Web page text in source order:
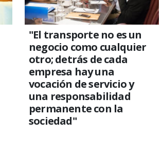
"El transporte no es un
negocio como cualquier
otro; detrás de cada
empresa hay una
vocación de servicio y
una responsabilidad
permanente con la
sociedad"